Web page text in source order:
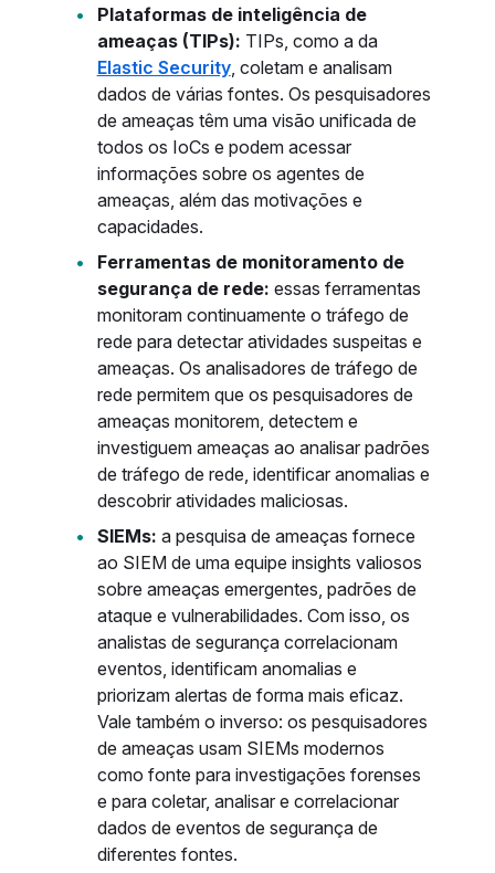
Plataformas de inteligência de
ameaças (TIPs): TIPs, como a da
Elastic Security, coletam e analisam
dados de várias fontes. Os pesquisadores
de ameaças têm uma visão unificada de
todos os IoCs e podem acessar
informações sobre os agentes de
ameaças, além das motivações e
capacidades.
Ferramentas de monitoramento de
segurança de rede: essas ferramentas
monitoram continuamente o tráfego de
rede para detectar atividades suspeitas e
ameaças. Os analisadores de tráfego de
rede permitem que os pesquisadores de
ameaças monitorem, detectem e
investiguem ameaças ao analisar padrões
de tráfego de rede, identificar anomalias e
descobrir atividades maliciosas.
SIEMs: a pesquisa de ameaças fornece
ao SIEM de uma equipe insights valiosos
sobre ameaças emergentes, padrões de
ataque e vulnerabilidades. Com isso, os
analistas de segurança correlacionam
eventos, identificam anomalias e
priorizam alertas de forma mais eficaz.
Vale também o inverso: os pesquisadores
de ameaças usam SIEMs modernos
como fonte para investigações forenses
e para coletar, analisar e correlacionar
dados de eventos de segurança de
diferentes fontes.